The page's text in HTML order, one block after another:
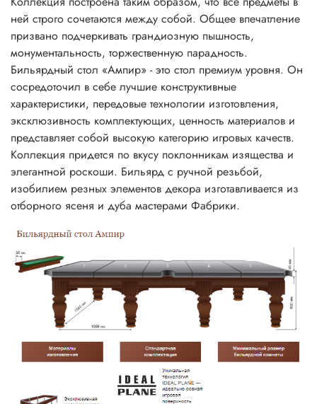
ней строго сочетаются между собой. Общее впечатление
призвано подчеркивать грандиозную пышность,
монументальность, торжественную парадность.
Бильярдный стол «Ампир» - это стол премиум уровня. Он
сосредоточил в себе лучшие конструктивные
характеристики, передовые технологии изготовления,
эксклюзивность комплектующих, ценность материалов и
представляет собой высокую категорию игровых качеств.
Коллекция придется по вкусу поклонникам изящества и
элегантной роскоши. Бильярд с ручной резьбой,
изобилием резных элементов декора изготавливается из
отборного ясеня и дуба мастерами Фабрики.